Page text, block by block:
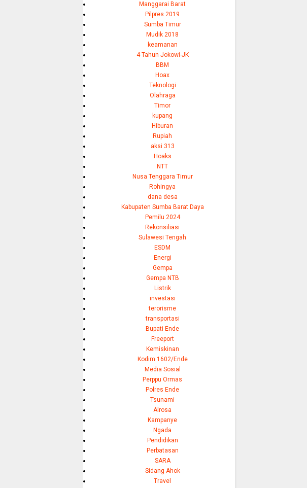
Manggarai Barat
Pilpres 2019
Sumba Timur
Mudik 2018
keamanan
4 Tahun Jokowi-JK
BBM
Hoax
Teknologi
Olahraga
Timor
kupang
Hiburan
Rupiah
aksi 313
Hoaks
NTT
Nusa Tenggara Timur
Rohingya
dana desa
Kabupaten Sumba Barat Daya
Pemilu 2024
Rekonsiliasi
Sulawesi Tengah
ESDM
Energi
Gempa
Gempa NTB
Listrik
investasi
terorisme
transportasi
Bupati Ende
Freeport
Kemiskinan
Kodim 1602/Ende
Media Sosial
Perppu Ormas
Polres Ende
Tsunami
Alrosa
Kampanye
Ngada
Pendidikan
Perbatasan
SARA
Sidang Ahok
Travel